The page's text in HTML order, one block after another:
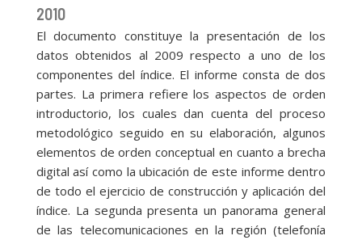
2010
El documento constituye la presentación de los
datos obtenidos al 2009 respecto a uno de los
componentes del índice. El informe consta de dos
partes. La primera refiere los aspectos de orden
introductorio, los cuales dan cuenta del proceso
metodológico seguido en su elaboración, algunos
elementos de orden conceptual en cuanto a brecha
digital así como la ubicación de este informe dentro
de todo el ejercicio de construcción y aplicación del
índice. La segunda presenta un panorama general
de las telecomunicaciones en la región (telefonía